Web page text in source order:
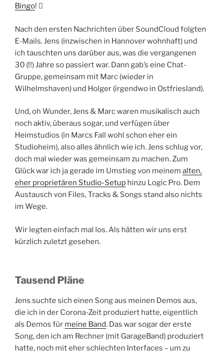
Bingo! 
Nach den ersten Nachrichten über SoundCloud folgten
E-Mails. Jens (inzwischen in Hannover wohnhaft) und
ich tauschten uns darüber aus, was die vergangenen
30 (!!) Jahre so passiert war. Dann gab’s eine Chat-
Gruppe, gemeinsam mit Marc (wieder in
Wilhelmshaven) und Holger (irgendwo in Ostfriesland).
Und, oh Wunder, Jens & Marc waren musikalisch auch
noch aktiv, überaus sogar, und verfügen über
Heimstudios (in Marcs Fall wohl schon eher ein
Studioheim), also alles ähnlich wie ich. Jens schlug vor,
doch mal wieder was gemeinsam zu machen. Zum
Glück war ich ja gerade im Umstieg von meinem alten,
eher proprietären Studio-Setup hinzu Logic Pro. Dem
Austausch von Files, Tracks & Songs stand also nichts
im Wege.
Wir legten einfach mal los. Als hätten wir uns erst
kürzlich zuletzt gesehen.
Tausend Pläne
Jens suchte sich einen Song aus meinen Demos aus,
die ich in der Corona-Zeit produziert hatte, eigentlich
als Demos für meine Band. Das war sogar der erste
Song, den ich am Rechner (mit GarageBand) produziert
hatte, noch mit eher schlechten Interfaces – um zu